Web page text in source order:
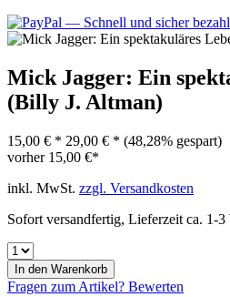
Mick Jagger: Ein
(Billy J. Altman)
15,00 € * 29,00 € * (48,28% gespart)
vorher 15,00 €*
inkl. MwSt. zzgl. Versandkosten
Sofort versandfertig, Lieferzeit ca. 1-3
In den Warenkorb
Fragen zum Artikel? Bewerten